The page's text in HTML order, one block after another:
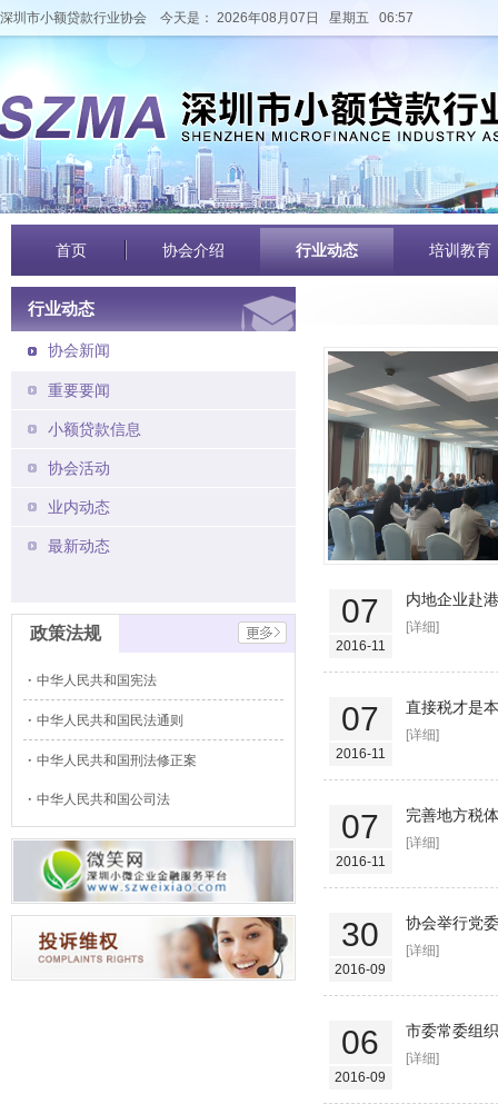
深圳市小额贷款行业协会 今天是： 2026年08月07日 星期五 06:57
首页 协会介绍 行业动态 培训教育
行业动态
协会新闻
重要要闻
小额贷款信息
协会活动
业内动态
最新动态
政策法规
中华人民共和国宪法
中华人民共和国民法通则
中华人民共和国刑法修正案
中华人民共和国公司法
07
2016-11
内地企业赴
[详细]
07
2016-11
直接税才是
[详细]
07
2016-11
完善地方税
[详细]
30
2016-09
协会举行党
[详细]
06
2016-09
市委常委组
[详细]